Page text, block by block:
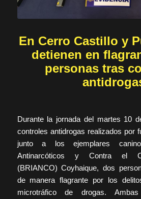
En Cerro Castillo y
detienen en
personas tras
Durante la jornada del martes 10
controles antidrogas realizados por
junto a los ejemplares
Antinarcóticos y Contra el
(BRIANCO) Coyhaique, dos
de manera flagrante por los
microtráfico de drogas.